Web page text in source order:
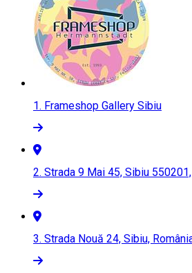
1. Frameshop Gallery Sibiu
2. Strada 9 Mai 45, Sibiu
3. Strada Nouă 24, Sibiu,